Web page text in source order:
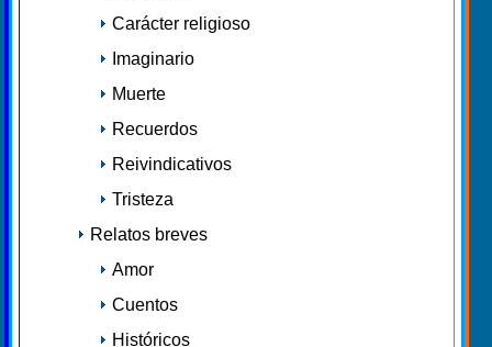
Carácter religioso
Imaginario
Muerte
Recuerdos
Reivindicativos
Tristeza
Relatos breves
Amor
Cuentos
Históricos